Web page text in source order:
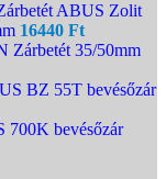
ABUS Zolit
16440 Ft
Zárbetét 35/50mm
BZ 55T bevésőzár
700K bevésőzár